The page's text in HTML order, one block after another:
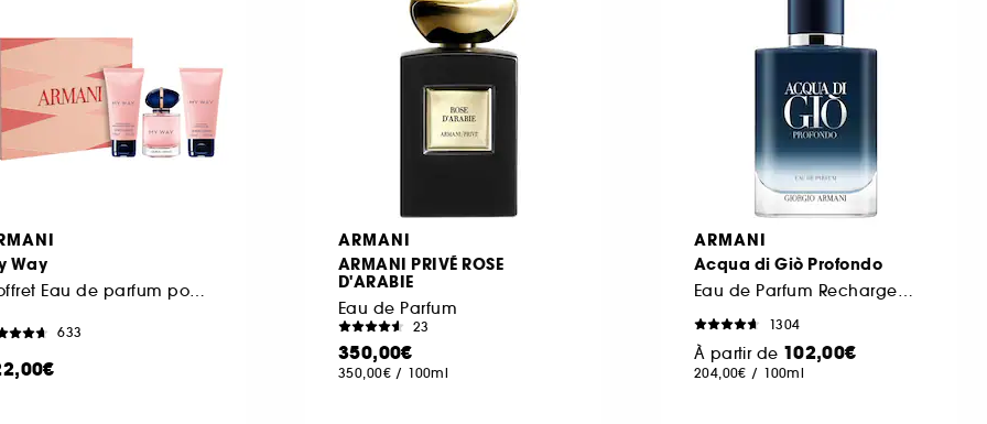
Way
Coffret Eau de parfum pour femme
633
ARMANI
ARMANI PRIVÉ ROSE
D'ARABIE
Eau de Parfum
23
350,00€
350,00€ / 100ml
ARMANI
Acqua di Giò Profondo
Eau de Parfum Rechargeable
1304
À partir de 102,00€
204,00€ / 100ml